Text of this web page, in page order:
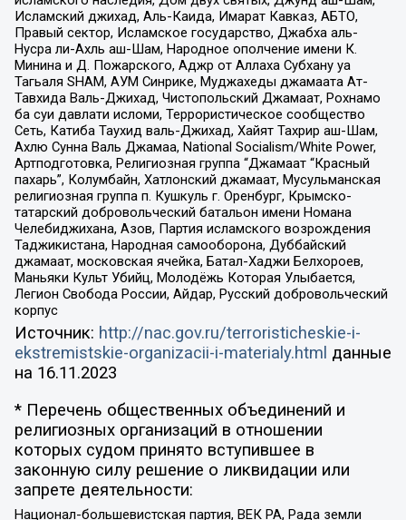
Исламский джихад, Аль-Каида, Имарат Кавказ, АБТО,
Правый сектор, Исламское государство, Джабха аль-
Нусра ли-Ахль аш-Шам, Народное ополчение имени К.
Минина и Д. Пожарского, Аджр от Аллаха Субхану уа
Тагьаля SHAM, АУМ Синрике, Муджахеды джамаата Ат-
Тавхида Валь-Джихад, Чистопольский Джамаат, Рохнамо
ба суи давлати исломи, Террористическое сообщество
Сеть, Катиба Таухид валь-Джихад, Хайят Тахрир аш-Шам,
Ахлю Сунна Валь Джамаа, National Socialism/White Power,
Артподготовка, Религиозная группа “Джамаат “Красный
пахарь”, Колумбайн, Хатлонский джамаат, Мусульманская
религиозная группа п. Кушкуль г. Оренбург, Крымско-
татарский добровольческий батальон имени Номана
Челебиджихана, Азов, Партия исламского возрождения
Таджикистана, Народная самооборона, Дуббайский
джамаат, московская ячейка, Батал-Хаджи Белхороев,
Маньяки Культ Убийц, Молодёжь Которая Улыбается,
Легион Свобода России, Айдар, Русский добровольческий
корпус
Источник: http://nac.gov.ru/terroristicheskie-i-
ekstremistskie-organizacii-i-materialy.html данные
на 16.11.2023
* Перечень общественных объединений и
религиозных организаций в отношении
которых судом принято вступившее в
законную силу решение о ликвидации или
запрете деятельности:
Национал-большевистская партия, ВЕК РА, Рада земли